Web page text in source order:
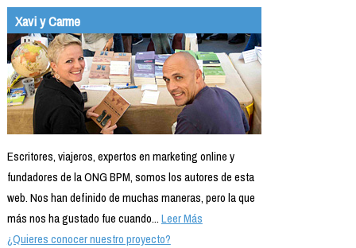
Xavi y Carme
Escritores, viajeros, expertos en marketing online y
fundadores de la ONG BPM, somos los autores de esta
web. Nos han definido de muchas maneras, pero la que
más nos ha gustado fue cuando...Leer Más
¿Quieres conocer nuestro proyecto?